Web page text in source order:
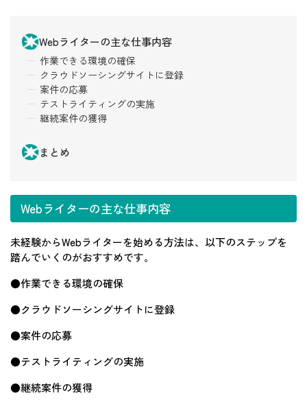
Webライターの主な仕事内容
作業できる環境の確保
クラウドソーシングサイトに登録
案件の応募
テストライティングの実施
継続案件の獲得
まとめ
Webライターの主な仕事内容
未経験からWebライターを始める方法は、以下のステップを
踏んでいくのがおすすめです。
●作業できる環境の確保
●クラウドソーシングサイトに登録
●案件の応募
●テストライティングの実施
●継続案件の獲得